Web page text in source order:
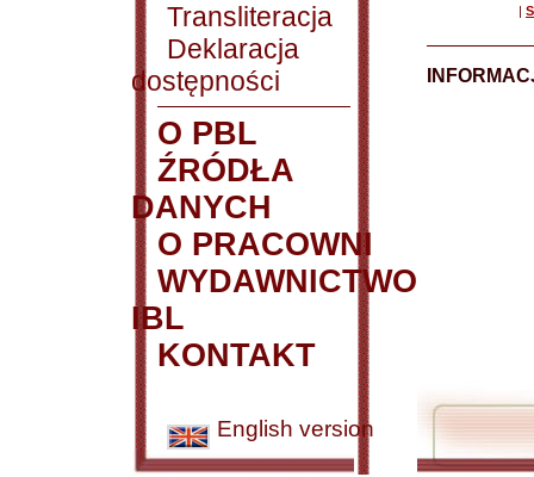
Transliteracja
Deklaracja
dostępności
O PBL
ŹRÓDŁA
DANYCH
O PRACOWNI
WYDAWNICTWO
IBL
KONTAKT
English version
|